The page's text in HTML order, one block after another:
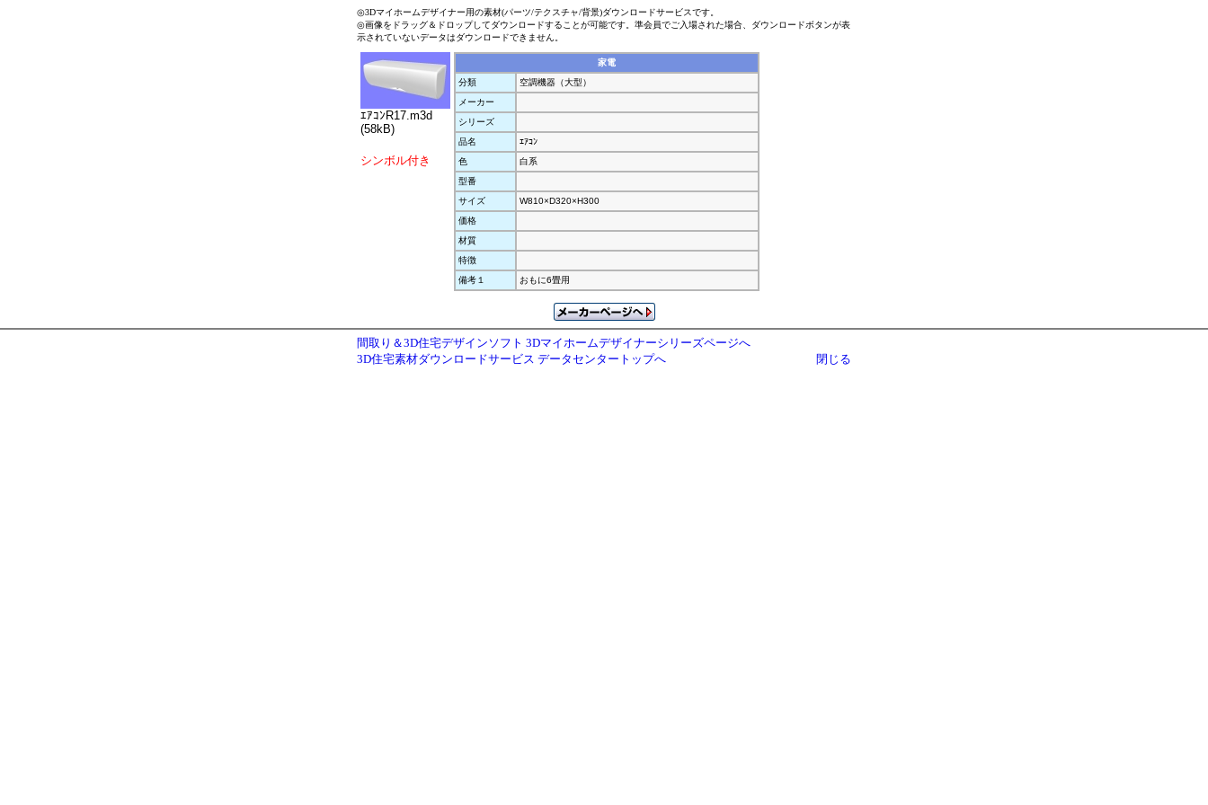
◎3Dマイホームデザイナー用の素材(パーツ/テクスチャ/背景)ダウンロードサービスです。
◎画像をドラッグ＆ドロップしてダウンロードすることが可能です。準会員でご入場された場合、ダウンロードボタンが表
示されていないデータはダウンロードできません。
ｴｱｺﾝR17.m3d
(58kB)
シンボル付き
家電
分類
空調機器（大型）
メーカー
シリーズ
品名
ｴｱｺﾝ
色
白系
型番
サイズ
W810×D320×H300
価格
材質
特徴
備考１
おもに6畳用
間取り＆3D住宅デザインソフト 3Dマイホームデザイナーシリーズページへ
3D住宅素材ダウンロードサービス データセンタートップへ
閉じる